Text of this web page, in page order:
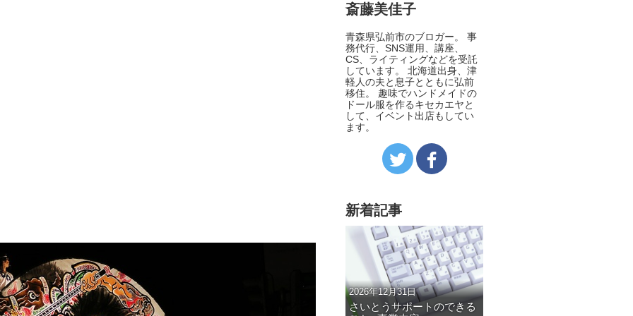
斎藤美佳子
青森県弘前市のブロガー。 事
務代行、SNS運用、講座、
CS、ライティングなどを受託
しています。 北海道出身、津
軽人の夫と息子とともに弘前
移住。 趣味でハンドメイドの
ドール服を作るキセカエヤと
して、イベント出店もしてい
ます。
新着記事
2026年12月31日
さいとうサポートのできる